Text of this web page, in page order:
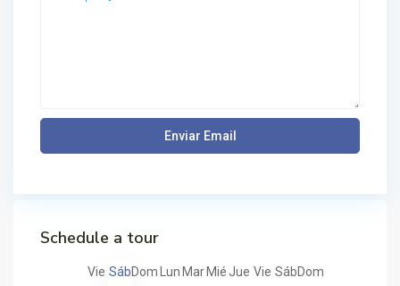
Schedule a tour
Vie SábDom Lun Mar Mié Jue Vie SábDom